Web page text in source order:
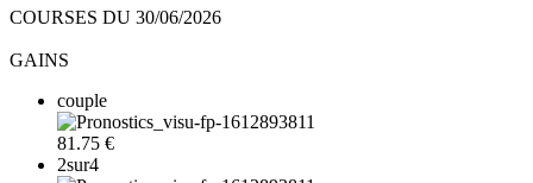
COURSES DU 30/06/2026
GAINS
couple
81.75 €
2sur4